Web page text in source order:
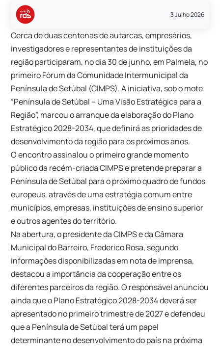
3 Julho 2026
Cerca de duas centenas de autarcas, empresários,
investigadores e representantes de instituições da
região participaram, no dia 30 de junho, em Palmela, no
primeiro Fórum da Comunidade Intermunicipal da
Península de Setúbal (CIMPS). A iniciativa, sob o mote
“Península de Setúbal – Uma Visão Estratégica para a
Região”, marcou o arranque da elaboração do Plano
Estratégico 2028-2034, que definirá as prioridades de
desenvolvimento da região para os próximos anos.
O encontro assinalou o primeiro grande momento
público da recém-criada CIMPS e pretende preparar a
Península de Setúbal para o próximo quadro de fundos
europeus, através de uma estratégia comum entre
municípios, empresas, instituições de ensino superior
e outros agentes do território.
Na abertura, o presidente da CIMPS e da Câmara
Municipal do Barreiro, Frederico Rosa, segundo
informações disponibilizadas em nota de imprensa,
destacou a importância da cooperação entre os
diferentes parceiros da região. O responsável anunciou
ainda que o Plano Estratégico 2028-2034 deverá ser
apresentado no primeiro trimestre de 2027 e defendeu
que a Península de Setúbal terá um papel
determinante no desenvolvimento do país na próxima